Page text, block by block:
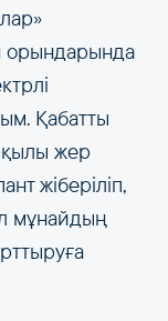
орындарында
Қабатты
жер
жіберіліп,
мұнайдың